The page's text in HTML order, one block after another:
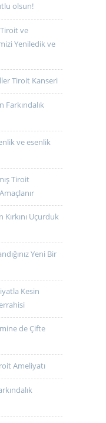
olsun!
ve
Yeniledik ve
Tiroit Kanseri
Farkındalık
ve esenlik
Tiroit
Uçurduk
Yeni Bir
Kesin
de Çifte
Ameliyatı